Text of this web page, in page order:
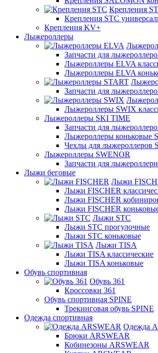
Крепления
Крепления STC
Крепления KV+
Лыжероллеры
Запчасти для
Лыжероллеры ELVA
Лыжероллеры ELVA
Запчасти для
Лыжероллеры SWIX
Лыжероллеры SKI TIME
Запчасти для
Лыжероллеры коньковые
Чехлы для лыжероллеров
Лыжероллеры SWENOR
Запчасти для
Лыжи беговые
Лыжи
Лыжи FISCHER
Лыжи FISCHER
Лыжи FISCHER
Лыжи STC
Лыжи STC прогулочные
Лыжи STC коньковые
Лыжи TISA
Лыжи TISA классические
Лыжи TISA коньковые
Обувь спортивная
Обувь 361
Кроссовки 361
Обувь спортивная SPINE
Трекинговая обувь SPINE
Одежда спортивная
Одежда
Брюки ARSWEAR
Кобинезоны ARSWEAR